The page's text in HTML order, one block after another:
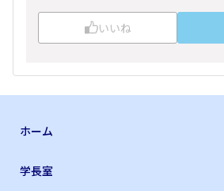
いいね
ホーム
学長室